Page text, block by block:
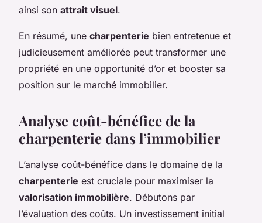
ainsi son attrait visuel.
En résumé, une charpenterie bien entretenue et
judicieusement améliorée peut transformer une
propriété en une opportunité d’or et booster sa
position sur le marché immobilier.
Analyse coût-bénéfice de la
charpenterie dans l’immobilier
L’analyse coût-bénéfice dans le domaine de la
charpenterie est cruciale pour maximiser la
valorisation immobilière. Débutons par
l’évaluation des coûts. Un investissement initial